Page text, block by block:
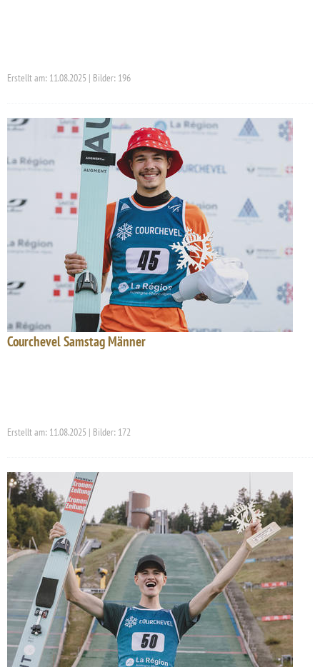
Erstellt am: 11.08.2025 | Bilder: 196
Courchevel Samstag Männer
Erstellt am: 11.08.2025 | Bilder: 172